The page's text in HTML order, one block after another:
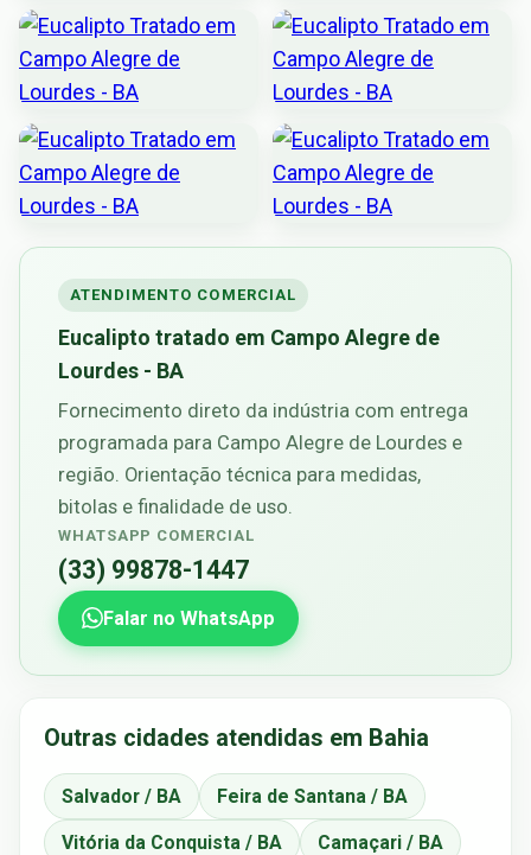
ATENDIMENTO COMERCIAL
Eucalipto tratado em Campo Alegre de
Lourdes - BA
Fornecimento direto da indústria com entrega
programada para Campo Alegre de Lourdes e
região. Orientação técnica para medidas,
bitolas e finalidade de uso.
WHATSAPP COMERCIAL
(33) 99878-1447
Falar no WhatsApp
Outras cidades atendidas em Bahia
Salvador / BA Feira de Santana / BA
Vitória da Conquista / BA Camaçari / BA